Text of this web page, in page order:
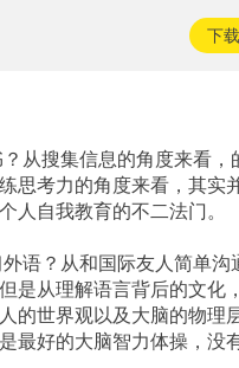
下载
从搜集信息的角度来看，
思考力的角度来看，其实
人自我教育的不二法门。
语？从和国际友人简单沟
是从理解语言背后的文化，
的世界观以及大脑的物理
最好的大脑智力体操，没